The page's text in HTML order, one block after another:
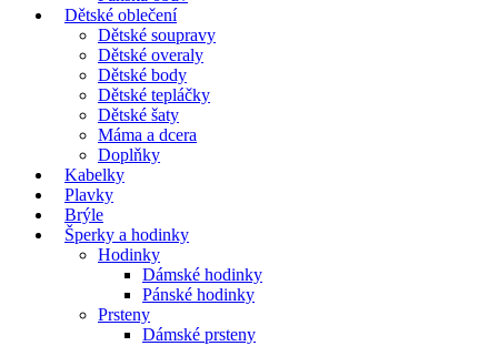
Dětské oblečení
Dětské soupravy
Dětské overaly
Dětské body
Dětské tepláčky
Dětské šaty
Máma a dcera
Doplňky
Kabelky
Plavky
Brýle
Šperky a hodinky
Hodinky
Dámské hodinky
Pánské hodinky
Prsteny
Dámské prsteny